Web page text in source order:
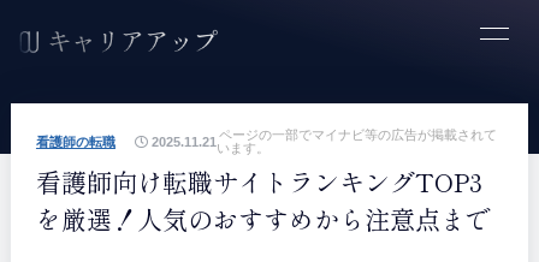
ページの一部でマイナビ等の広告が掲載されて
います。
看護師の転職 2025.11.21
看護師向け転職サイトランキングTOP3
を厳選！人気のおすすめから注意点まで